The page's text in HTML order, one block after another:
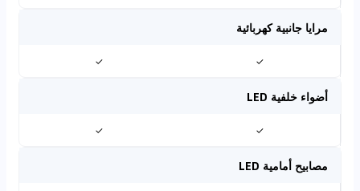
مرايا جانبية كهربائية
✓
✓
أضواء خلفية LED
✓
✓
مصابيح أمامية LED